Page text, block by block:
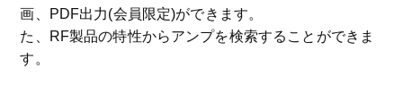
画、PDF出力(会員限定)ができます。
た、RF製品の特性からアンプを検索することができま
す。